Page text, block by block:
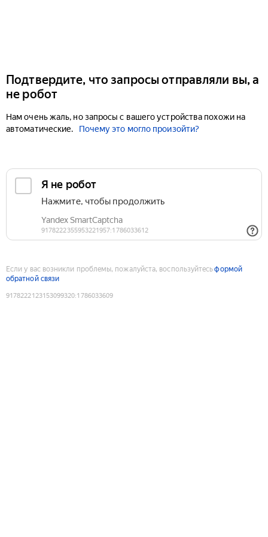
Подтвердите, что запросы отправляли вы, а
не робот
Нам очень жаль, но запросы с вашего устройства похожи на
автоматические.
Почему это могло произойти?
Если у вас возникли проблемы, пожалуйста, воспользуйтесьформой
обратной связи
9178222123153099320:1786033609